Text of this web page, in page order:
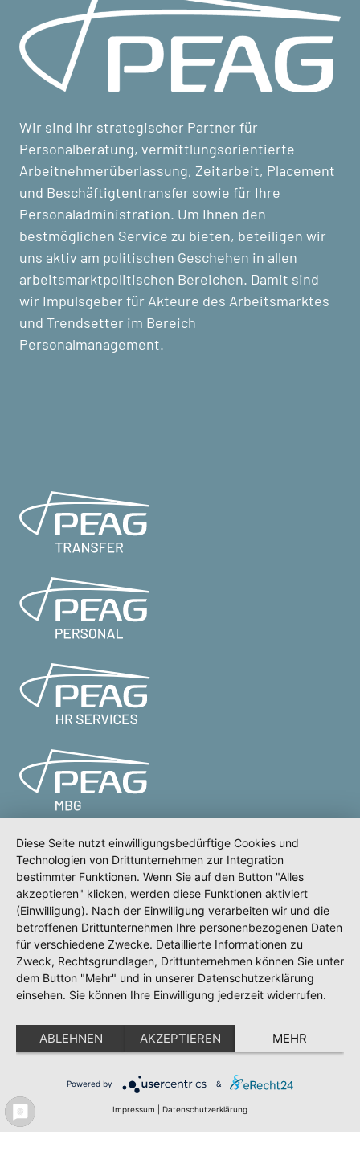
Wir sind Ihr strategischer Partner für
Personalberatung, vermittlungsorientierte
Arbeitnehmerüberlassung, Zeitarbeit, Placement
und Beschäftigtentransfer sowie für Ihre
Personaladministration. Um Ihnen den
bestmöglichen Service zu bieten, beteiligen wir
uns aktiv am politischen Geschehen in allen
arbeitsmarktpolitischen Bereichen. Damit sind
wir Impulsgeber für Akteure des Arbeitsmarktes
und Trendsetter im Bereich
Personalmanagement.
Meldeportal Test
Impressum
Datenschutz
Erklärung zur Barrierefreiheit
Diese Seite nutzt einwilligungsbedürftige Cookies und
Technologien von Drittunternehmen zur Integration
bestimmter Funktionen. Wenn Sie auf den Button "Alles
akzeptieren" klicken, werden diese Funktionen aktiviert
(Einwilligung). Nach der Einwilligung verarbeiten wir und die
betroffenen Drittunternehmen Ihre personenbezogenen Daten
für verschiedene Zwecke. Detaillierte Informationen zu
Zweck, Rechtsgrundlagen, Drittunternehmen können Sie unter
dem Button "Mehr" und in unserer Datenschutzerklärung
einsehen. Sie können Ihre Einwilligung jederzeit widerrufen.
ABLEHNEN AKZEPTIEREN MEHR
Powered by &
Impressum Datenschutzerklärung